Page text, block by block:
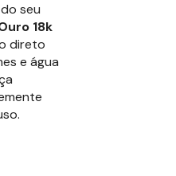
seu
18k
direto
e água